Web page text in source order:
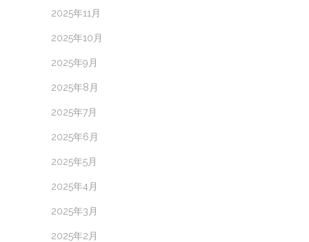
2025年11月
2025年10月
2025年9月
2025年8月
2025年7月
2025年6月
2025年5月
2025年4月
2025年3月
2025年2月